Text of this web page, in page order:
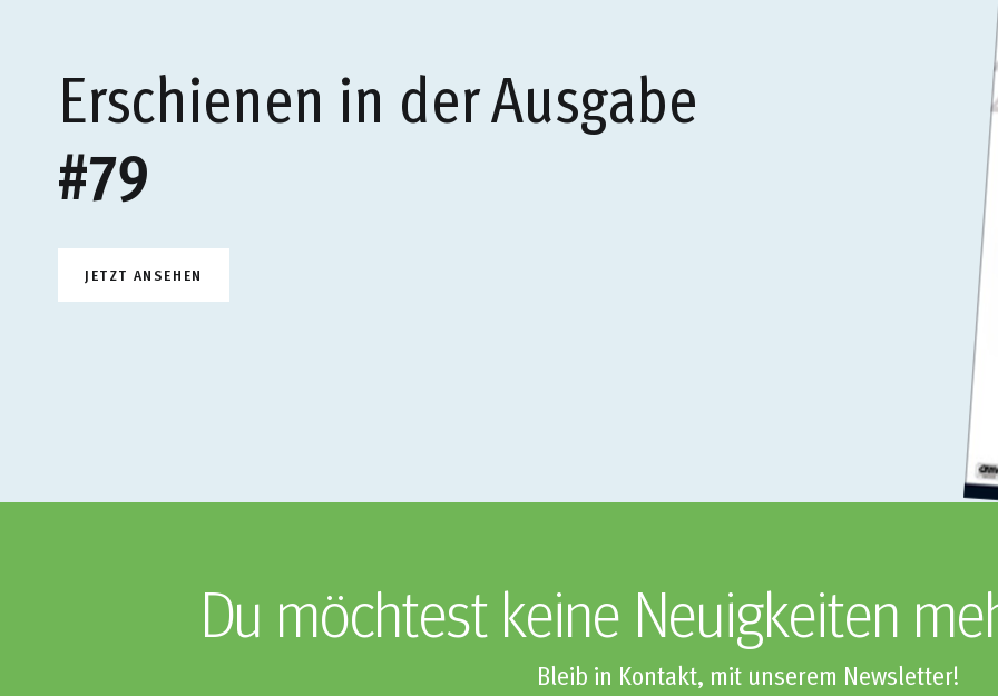
Erschienen in der Ausgabe
#79
JETZT ANSEHEN
Du möchtest keine Neuigkeiten
Bleib in Kontakt, mit unserem Newsletter!